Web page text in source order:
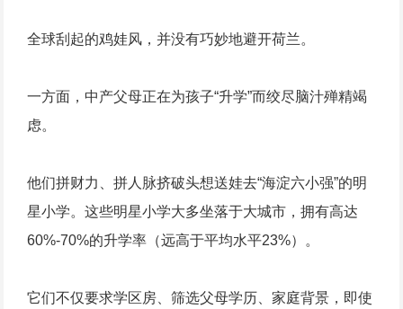
全球刮起的鸡娃风，并没有巧妙地避开荷兰。
一方面，中产父母正在为孩子“升学”而绞尽脑汁殚精竭
虑。
他们拼财力、拼人脉挤破头想送娃去“海淀六小强”的明
星小学。这些明星小学大多坐落于大城市，拥有高达
60%-70%的升学率（远高于平均水平23%）。
它们不仅要求学区房、筛选父母学历、家庭背景，即使